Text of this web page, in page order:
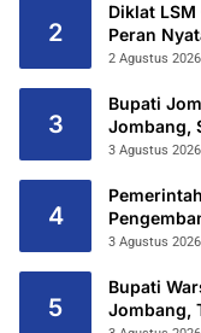
2
Diklat
Peran
2 Agustus 2026
3
Bupati
Jombang,
Baru
3 Agustus 2026
4
Kurang
3 Agustus 2026
5
Bupati
Jombang,